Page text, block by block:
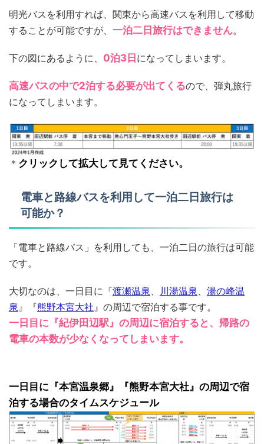
明光バスを利用すれば、関東から高速バスを利用して移動
することが可能ですが、 一泊二日旅行はできません。
下の図にあるように、 0泊3日 になってしまいます。
高速バスの中で2泊する必要が出てくるので、弾丸旅行
になってしまいます。
＊ クリックして拡大して見てください。
電車と路線バスを利用して一泊二日旅行は
可能か？
「電車と路線バス」を利用しても、一泊二日の旅行は可能
です。
大切なのは、一日目に『渡瀬温泉 川湯温泉
湯の峰温
泉 』『熊野本宮大社 』の周辺で宿泊する事です。
一日目に『紀伊田辺駅』の周辺に宿泊すると、帰路の
電車の本数が少なくなってしまいます。
一日目に『本宮温泉郷』『熊野本宮大社』の周辺で宿
泊する場合のタイムスケジュール